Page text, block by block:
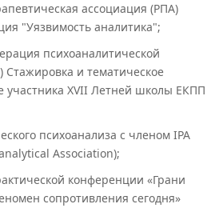
ассоциация (РПА)
"Уязвимость аналитика";
психоаналитической
Стажировка и тематическое
участника XVII Летней школы ЕКПП
психоанализа с членом IPA
Association);
конференции «Грани
сопротивления сегодня»